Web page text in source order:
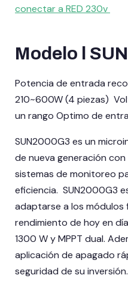
conectar a RED 230v
Modelo l
Potencia de entrada
210~600W (4 piezas)
un rango Optimo de
SUN2000G3 es un
de nueva generación
sistemas de monitoreo
eficiencia. SUN2000G3
adaptarse a los
rendimiento de hoy en
1300 W y MPPT dual.
aplicación de apagado
seguridad de su inversión.